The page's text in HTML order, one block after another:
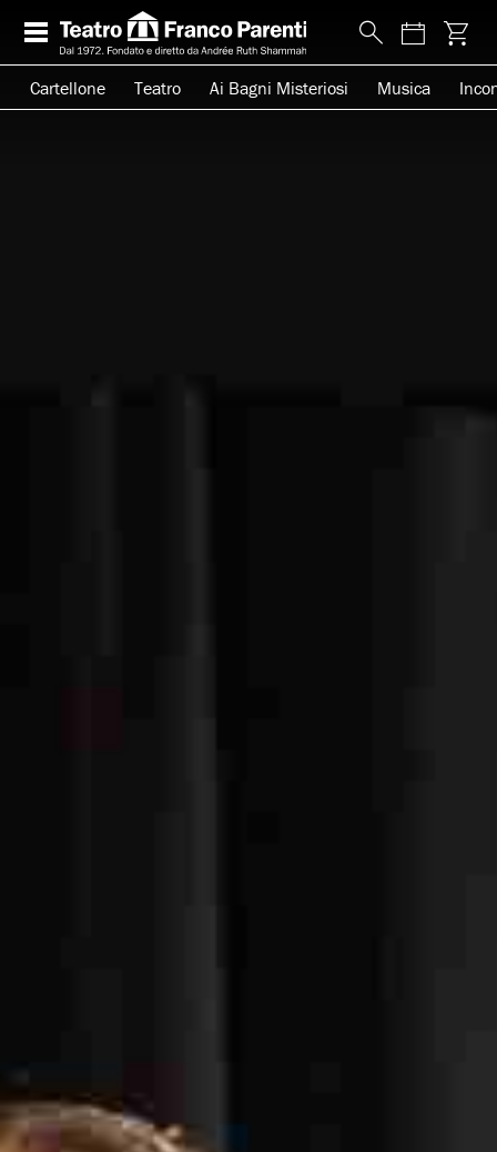
Cartellone Teatro Ai Bagni Misteriosi Musica